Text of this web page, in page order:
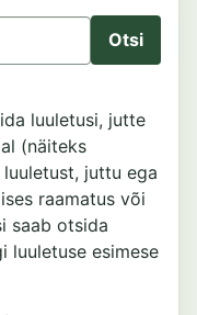
luuletusi, jutte
(näiteks
juttu ega
raamatus või
saab otsida
luuletuse esimese